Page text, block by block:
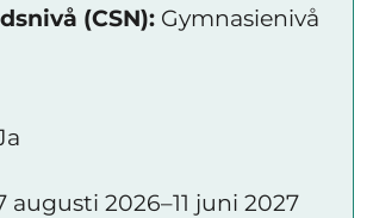
(CSN): Gymnasienivå
augusti 2026–11 juni 2027